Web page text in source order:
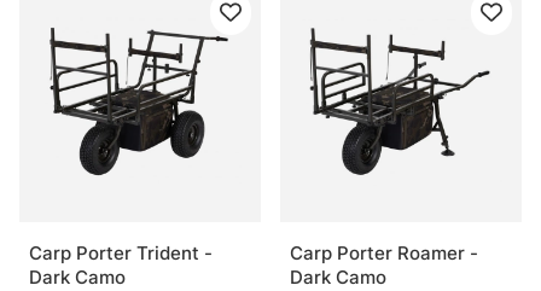
Carp Porter Trident -
Dark Camo
Carp Porter Roamer -
Dark Camo